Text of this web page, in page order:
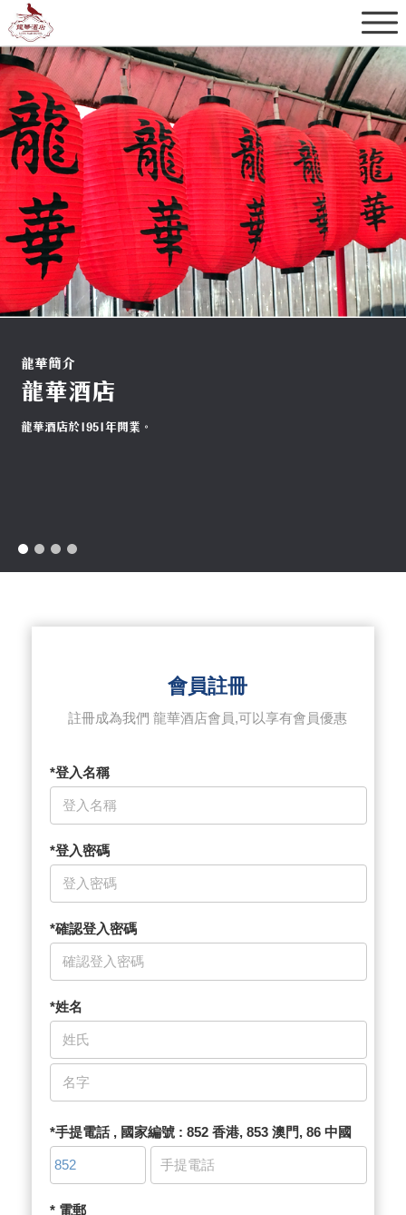
龍華簡介
龍華酒店
龍華酒店於1951年開業。
會員註冊
註冊成為我們 龍華酒店會員,可以享有會員優惠
*登入名稱
*登入密碼
*確認登入密碼
*姓名
*手提電話 , 國家編號 : 852 香港, 853 澳門, 86 中國
* 電郵